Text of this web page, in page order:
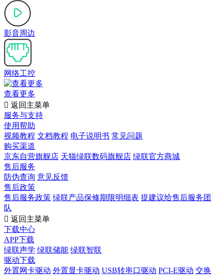
影音周边
网络工控
查看更多
 返回主菜单
服务与支持
使用帮助
视频教程 文档教程 电子说明书 常见问题
购买渠道
京东自营旗舰店 天猫绿联数码旗舰店 绿联官方商城
售后服务
防伪查询 意见反馈
售后政策
售后服务政策 绿联产品保修期限明细表 提建议给售后服务团
队
 返回主菜单
下载中心
APP下载
绿联声学 绿联储能 绿联智联
驱动下载
外置网卡驱动 外置显卡驱动 USB转串口驱动 PCI-E驱动 交换